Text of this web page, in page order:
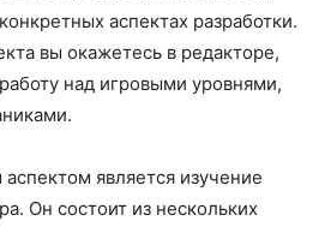
аспектах разработки.
вы окажетесь в редакторе,
над игровыми уровнями,
является изучение
Он состоит из нескольких